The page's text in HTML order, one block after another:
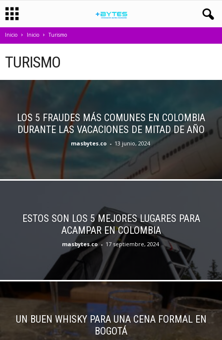
Inicio Inicio Turismo
TURISMO
LOS 5 FRAUDES MÁS COMUNES EN COLOMBIA
DURANTE LAS VACACIONES DE MITAD DE AÑO
masbytes.co - 13 junio, 2024
ESTOS SON LOS 5 MEJORES LUGARES PARA
ACAMPAR EN COLOMBIA
masbytes.co - 17 septiembre, 2024
UN BUEN WHISKY PARA UNA CENA FORMAL EN
BOGOTÁ